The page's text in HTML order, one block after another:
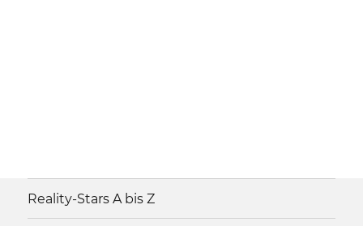
Reality-Stars A bis Z